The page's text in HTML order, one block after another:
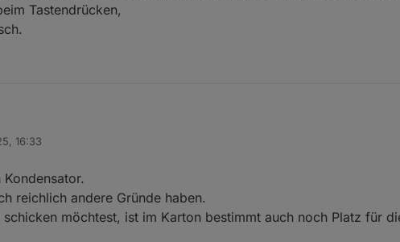
Tastendrücken,
beim Tastendrücken,
16:33
reichlich andere Gründe haben.
möchtest, ist im Karton bestimmt auch noch Platz für